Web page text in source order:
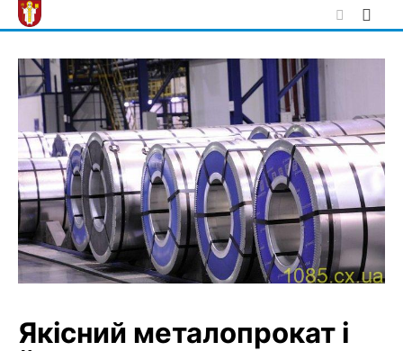
Skip
to
Якісний металопрокат і